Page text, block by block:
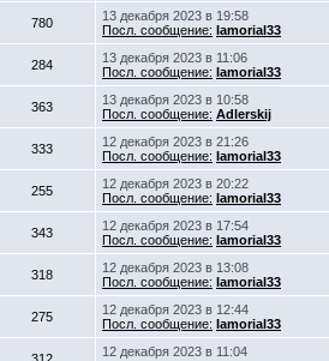
780
13 декабря 2023 в 19:58
Посл. сообщение: Iamorial33
284
13 декабря 2023 в 11:06
Посл. сообщение: Iamorial33
363
13 декабря 2023 в 10:58
Посл. сообщение: Adlerskij
333
12 декабря 2023 в 21:26
Посл. сообщение: Iamorial33
255
12 декабря 2023 в 20:22
Посл. сообщение: Iamorial33
343
12 декабря 2023 в 17:54
Посл. сообщение: Iamorial33
318
12 декабря 2023 в 13:08
Посл. сообщение: Iamorial33
275
12 декабря 2023 в 12:44
Посл. сообщение: Iamorial33
12 декабря 2023 в 11:04